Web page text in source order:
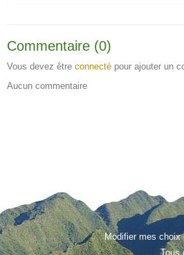
Commentaire (0)
Vous devez être connecté pour ajouter un
Aucun commentaire
Modifier mes choix
Tous